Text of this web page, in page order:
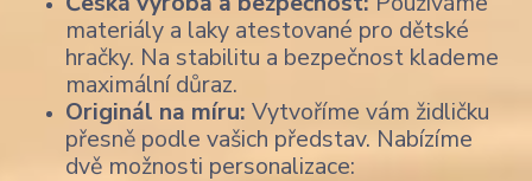
materiály a laky atestované pro dětské
hračky. Na stabilitu a bezpečnost klademe
maximální důraz.
Originál na míru: Vytvoříme vám židličku
přesně podle vašich představ. Nabízíme
dvě možnosti personalizace: